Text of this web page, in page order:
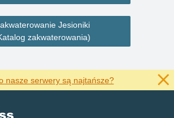
Jesioniki
zakwaterowania)
nasze serwery są najtańsze?